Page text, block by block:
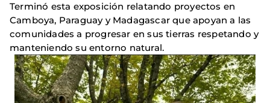
Terminó esta exposición relatando proyectos en
Camboya, Paraguay y Madagascar que apoyan a las
comunidades a progresar en sus tierras respetando y
manteniendo su entorno natural.